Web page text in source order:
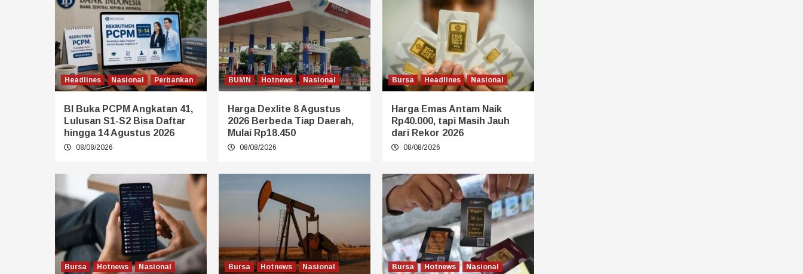
Headlines Nasional Perbankan
BI Buka PCPM Angkatan 41,
Lulusan S1-S2 Bisa Daftar
hingga 14 Agustus 2026
08/08/2026
BUMN Hotnews Nasional
Harga Dexlite 8 Agustus
2026 Berbeda Tiap Daerah,
Mulai Rp18.450
08/08/2026
Bursa Headlines Nasional
Harga Emas Antam Naik
Rp40.000, tapi Masih Jauh
dari Rekor 2026
08/08/2026
Bursa Hotnews Nasional Bursa Hotnews Nasional Bursa Hotnews Nasional